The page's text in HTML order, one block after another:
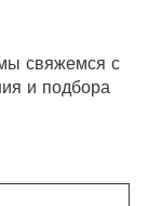
свяжемся с
и подбора